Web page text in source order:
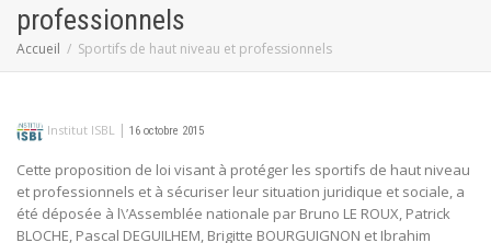
professionnels
Accueil Sportifs de haut niveau et professionnels
Institut ISBL | 16 octobre 2015
Cette proposition de loi visant à protéger les sportifs de haut niveau
et professionnels et à sécuriser leur situation juridique et sociale, a
été déposée à l\’Assemblée nationale par Bruno LE ROUX, Patrick
BLOCHE, Pascal DEGUILHEM, Brigitte BOURGUIGNON et Ibrahim